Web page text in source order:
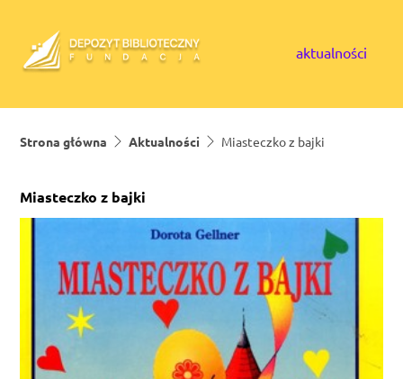
aktualności
Strona główna Aktualności Miasteczko z bajki
Miasteczko z bajki